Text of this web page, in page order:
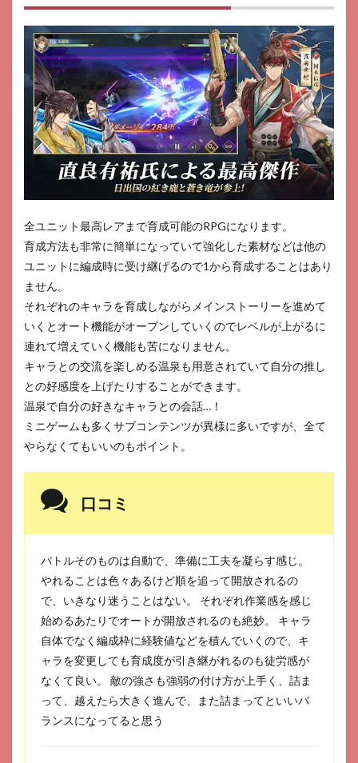
カデ
2
勝利
の女
神：
NIKKE
3
崩
壊：
4
崩壊
3rd
5
ドラ
とガ
ール
ズ交
響曲
6
フィ
ンウ
ブ
サイ
バー
ハニ
ー
ウォ
ーズ
10
全ユニット最高レアまで育成可能のRPGになります。
育成方法も非常に簡単になっていて強化した素材などは他の
ユニットに編成時に受け継げるので1から育成することはあり
ません。
それぞれのキャラを育成しながらメインストーリーを進めて
いくとオート機能がオープンしていくのでレベルが上がるに
連れて増えていく機能も苦になりません。
キャラとの交流を楽しめる温泉も用意されていて自分の推し
との好感度を上げたりすることができます。
温泉で自分の好きなキャラとの会話…！
ミニゲームも多くサブコンテンツが異様に多いですが、全て
やらなくてもいいのもポイント。
口コミ
バトルそのものは自動で、準備に工夫を凝らす感じ。
やれることは色々あるけど順を追って開放されるの
で、いきなり迷うことはない。 それぞれ作業感を感じ
始めるあたりでオートが開放されるのも絶妙。 キャラ
自体でなく編成枠に経験値などを積んでいくので、キ
ャラを変更しても育成度が引き継がれるのも徒労感が
なくて良い。 敵の強さも強弱の付け方が上手く、詰ま
って、越えたら大きく進んで、また詰まってといいバ
ランスになってると思う